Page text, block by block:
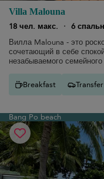
Villa Malouna
18 чел. макс.
· 6
Вилла Malouna - это
сочетающий в себе
незабываемого
Breakfast Transfer
Bang Po beach